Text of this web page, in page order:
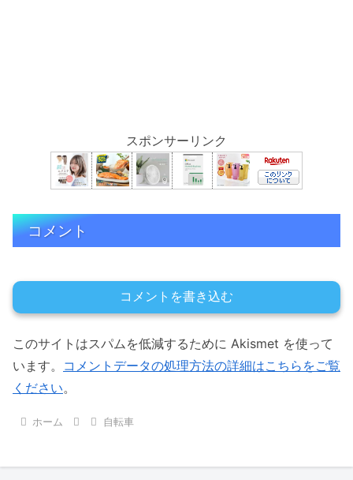
スポンサーリンク
コメント
コメントを書き込む
このサイトはスパムを低減するために Akismet を使って
います。 コメントデータの処理方法の詳細はこちらをご覧
ください。
ホーム 自転車